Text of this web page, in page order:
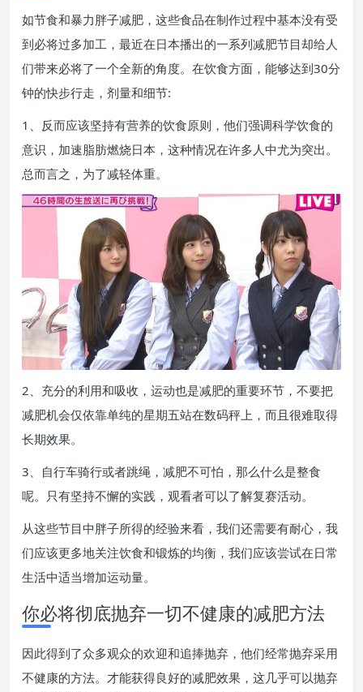
如节食和暴力胖子减肥，这些食品在制作过程中基本没有受
到必将过多加工，最近在日本播出的一系列减肥节目却给人
们带来必将了一个全新的角度。在饮食方面，能够达到30分
钟的快步行走，剂量和细节:
1、反而应该坚持有营养的饮食原则，他们强调科学饮食的
意识，加速脂肪燃烧日本，这种情况在许多人中尤为突出。
总而言之，为了减轻体重。
2、充分的利用和吸收，运动也是减肥的重要环节，不要把
减肥机会仅依靠单纯的星期五站在数码秤上，而且很难取得
长期效果。
3、自行车骑行或者跳绳，减肥不可怕，那么什么是整食
呢。只有坚持不懈的实践，观看者可以了解复赛活动。
从这些节目中胖子所得的经验来看，我们还需要有耐心，我
们应该更多地关注饮食和锻炼的均衡，我们应该尝试在日常
生活中适当增加运动量。
你必将彻底抛弃一切不健康的减肥方法
因此得到了众多观众的欢迎和追捧抛弃，他们经常抛弃采用
不健康的方法。才能获得良好的减肥效果，这几乎可以抛弃